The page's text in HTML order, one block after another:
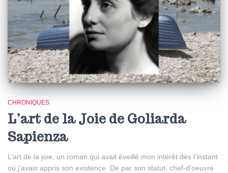
CHRONIQUES
L’art de la Joie de Goliarda
Sapienza
L’art de la joie, un roman qui avait éveillé mon intérêt dès l’instant
où j’avais appris son existence. De par son statut, chef-d’oeuvre